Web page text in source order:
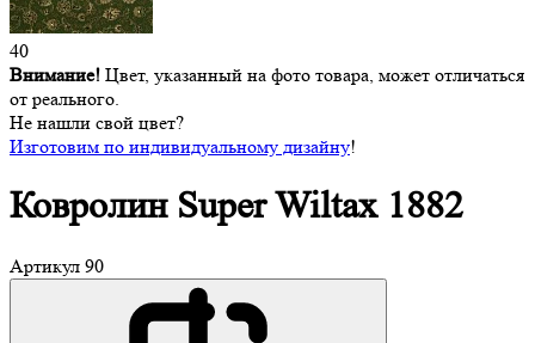
40
Внимание! Цвет, указанный на фото товара, может отличаться
от реального.
Не нашли свой цвет?
Изготовим по индивидуальному дизайну!
Ковролин SuperWiltax 1882
Артикул 90